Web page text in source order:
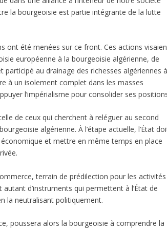
la bourgeoisie est partie intégrante de la lutte
ont été menées sur ce front. Ces actions
européenne à la bourgeoisie algérienne, de
au drainage des richesses algériennes à
à un isolement complet dans les masses
l’impérialisme pour consolider ses
de ceux qui cherchent à reléguer au second
algérienne. À l’étape actuelle, l’État
et mettre en même temps en place
terrain de prédilection pour les activités
d’instruments qui permettent à l’État de
la neutralisant politiquement.
poussera alors la bourgeoisie à comprendre la